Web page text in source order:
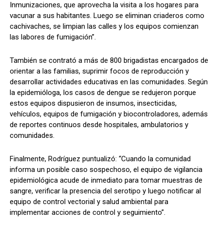
Inmunizaciones, que aprovecha la visita a los hogares para
vacunar a sus habitantes. Luego se eliminan criaderos como
cachivaches, se limpian las calles y los equipos comienzan
las labores de fumigación”.
También se contrató a más de 800 brigadistas encargados de
orientar a las familias, suprimir focos de reproducción y
desarrollar actividades educativas en las comunidades. Según
la epidemióloga, los casos de dengue se redujeron porque
estos equipos dispusieron de insumos, insecticidas,
vehículos, equipos de fumigación y biocontroladores, además
de reportes continuos desde hospitales, ambulatorios y
comunidades.
Finalmente, Rodríguez puntualizó: “Cuando la comunidad
informa un posible caso sospechoso, el equipo de vigilancia
epidemiológica acude de inmediato para tomar muestras de
sangre, verificar la presencia del serotipo y luego notificar al
equipo de control vectorial y salud ambiental para
implementar acciones de control y seguimiento”.